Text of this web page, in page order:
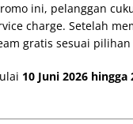
ini, pelanggan
charge. Setelah
gratis sesuai
10 Juni 2026 hingga